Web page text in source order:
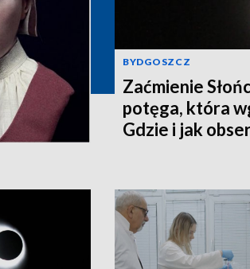
BYDGOSZCZ
Zaćmienie
potęga, która
Gdzie i jak